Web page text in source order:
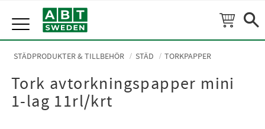
Meny
STÄDPRODUKTER & TILLBEHÖR STÄD TORKPAPPER
Tork avtorkningspapper mini
1-lag 11rl/krt